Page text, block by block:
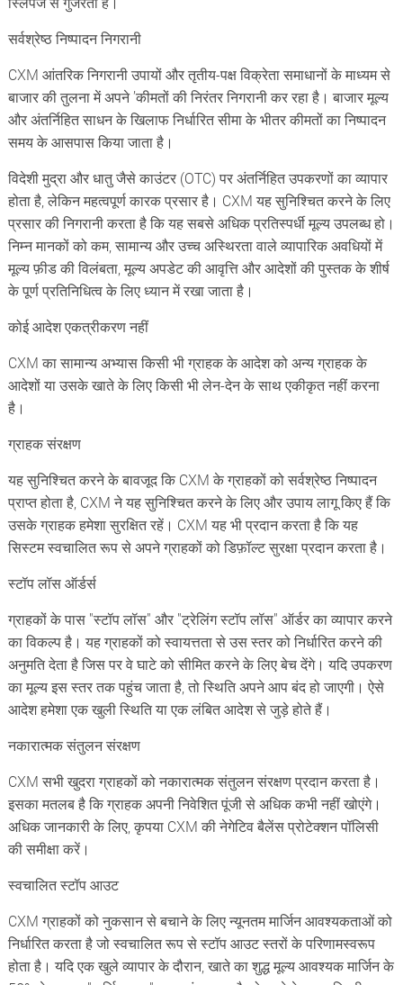
सर्वश्रेष्ठ निष्पादन निगरानी
CXM आंतरिक निगरानी उपायों और तृतीय-पक्ष विक्रेता समाधानों के माध्यम से
बाजार की तुलना में अपने ’कीमतों की निरंतर निगरानी कर रहा है। बाजार मूल्य
और अंतर्निहित साधन के खिलाफ निर्धारित सीमा के भीतर कीमतों का निष्पादन
समय के आसपास किया जाता है।
विदेशी मुद्रा और धातु जैसे काउंटर (OTC) पर अंतर्निहित उपकरणों का व्यापार
होता है, लेकिन महत्वपूर्ण कारक प्रसार है। CXM यह सुनिश्चित करने के लिए
प्रसार की निगरानी करता है कि यह सबसे अधिक प्रतिस्पर्धी मूल्य उपलब्ध हो।
निम्न मानकों को कम, सामान्य और उच्च अस्थिरता वाले व्यापारिक अवधियों में
मूल्य फ़ीड की विलंबता, मूल्य अपडेट की आवृत्ति और आदेशों की पुस्तक के शीर्ष
के पूर्ण प्रतिनिधित्व के लिए ध्यान में रखा जाता है।
कोई आदेश एकत्रीकरण नहीं
CXM का सामान्य अभ्यास किसी भी ग्राहक के आदेश को अन्य ग्राहक के
आदेशों या उसके खाते के लिए किसी भी लेन-देन के साथ एकीकृत नहीं करना
है।
ग्राहक संरक्षण
यह सुनिश्चित करने के बावजूद कि CXM के ग्राहकों को सर्वश्रेष्ठ निष्पादन
प्राप्त होता है, CXM ने यह सुनिश्चित करने के लिए और उपाय लागू किए हैं कि
उसके ग्राहक हमेशा सुरक्षित रहें। CXM यह भी प्रदान करता है कि यह
सिस्टम स्वचालित रूप से अपने ग्राहकों को डिफ़ॉल्ट सुरक्षा प्रदान करता है।
स्टॉप लॉस ऑर्डर्स
ग्राहकों के पास "स्टॉप लॉस" और "ट्रेलिंग स्टॉप लॉस" ऑर्डर का व्यापार करने
का विकल्प है। यह ग्राहकों को स्वायत्तता से उस स्तर को निर्धारित करने की
अनुमति देता है जिस पर वे घाटे को सीमित करने के लिए बेच देंगे। यदि उपकरण
का मूल्य इस स्तर तक पहुंच जाता है, तो स्थिति अपने आप बंद हो जाएगी। ऐसे
आदेश हमेशा एक खुली स्थिति या एक लंबित आदेश से जुड़े होते हैं।
नकारात्मक संतुलन संरक्षण
CXM सभी खुदरा ग्राहकों को नकारात्मक संतुलन संरक्षण प्रदान करता है।
इसका मतलब है कि ग्राहक अपनी निवेशित पूंजी से अधिक कभी नहीं खोएंगे।
अधिक जानकारी के लिए, कृपया CXM की नेगेटिव बैलेंस प्रोटेक्शन पॉलिसी
की समीक्षा करें।
स्वचालित स्टॉप आउट
CXM ग्राहकों को नुकसान से बचाने के लिए न्यूनतम मार्जिन आवश्यकताओं को
निर्धारित करता है जो स्वचालित रूप से स्टॉप आउट स्तरों के परिणामस्वरूप
होता है। यदि एक खुले व्यापार के दौरान, खाते का शुद्ध मूल्य आवश्यक मार्जिन के